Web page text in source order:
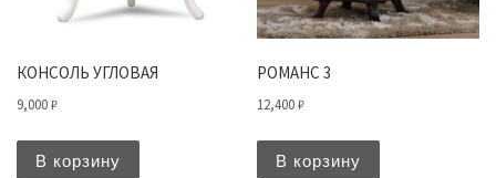
КОНСОЛЬ УГЛОВАЯ
9,000₽
В корзину
РОМАНС 3
12,400₽
В корзину